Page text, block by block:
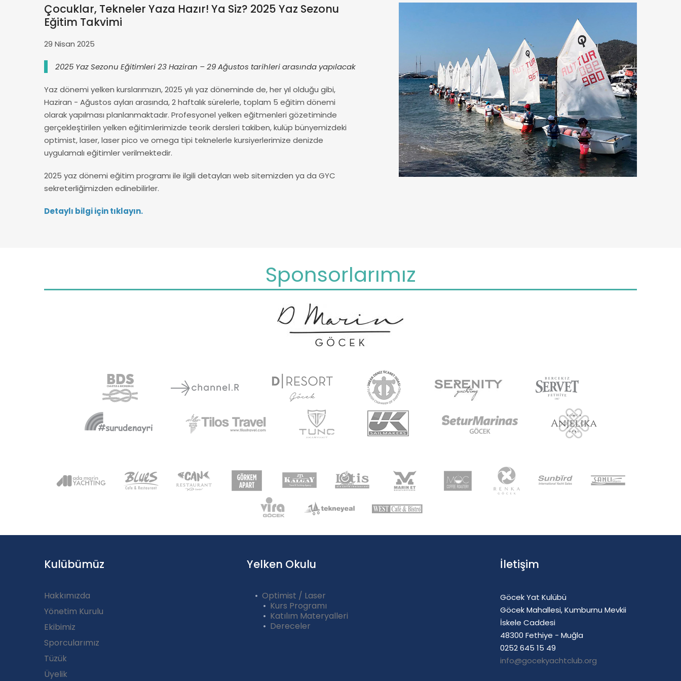
Çocuklar, Tekneler Yaza Hazır! Ya Siz? 2025 Yaz Sezonu
Eğitim Takvimi
29 Nisan 2025
2025 Yaz Sezonu Eğitimleri 23 Haziran – 29 Ağustos tarihleri arasında yapılacak
Yaz dönemi yelken kurslarımızın, 2025 yılı yaz döneminde de, her yıl olduğu gibi,
Haziran - Ağustos ayları arasında, 2 haftalık sürelerle, toplam 5 eğitim dönemi
olarak yapılması planlanmaktadır. Profesyonel yelken eğitmenleri gözetiminde
gerçekleştirilen yelken eğitimlerimizde teorik dersleri takiben, kulüp bünyemizdeki
optimist, laser, laser pico ve omega tipi teknelerle kursiyerlerimize denizde
uygulamalı eğitimler verilmektedir.
2025 yaz dönemi eğitim programı ile ilgili detayları web sitemizden ya da GYC
sekreterliğimizden edinebilirler.
Detaylı bilgi için tıklayın.
Sponsorlarımız
Kulübümüz
Hakkımızda
Yönetim Kurulu
Ekibimiz
Sporcularımız
Tüzük
Üyelik
Yelken Okulu
Optimist / Laser
Kurs Programı
Katılım Materyalleri
Dereceler
İletişim
Göcek Yat Kulübü
Göcek Mahallesi, Kumburnu Mevkii
İskele Caddesi
48300 Fethiye - Muğla
0252 645 15 49
info@gocekyachtclub.org